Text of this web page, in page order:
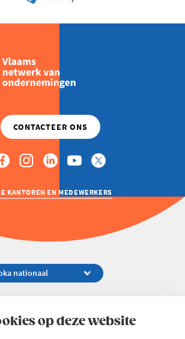
op deze website
KANTOREN EN MEDEWERKERS
81 11